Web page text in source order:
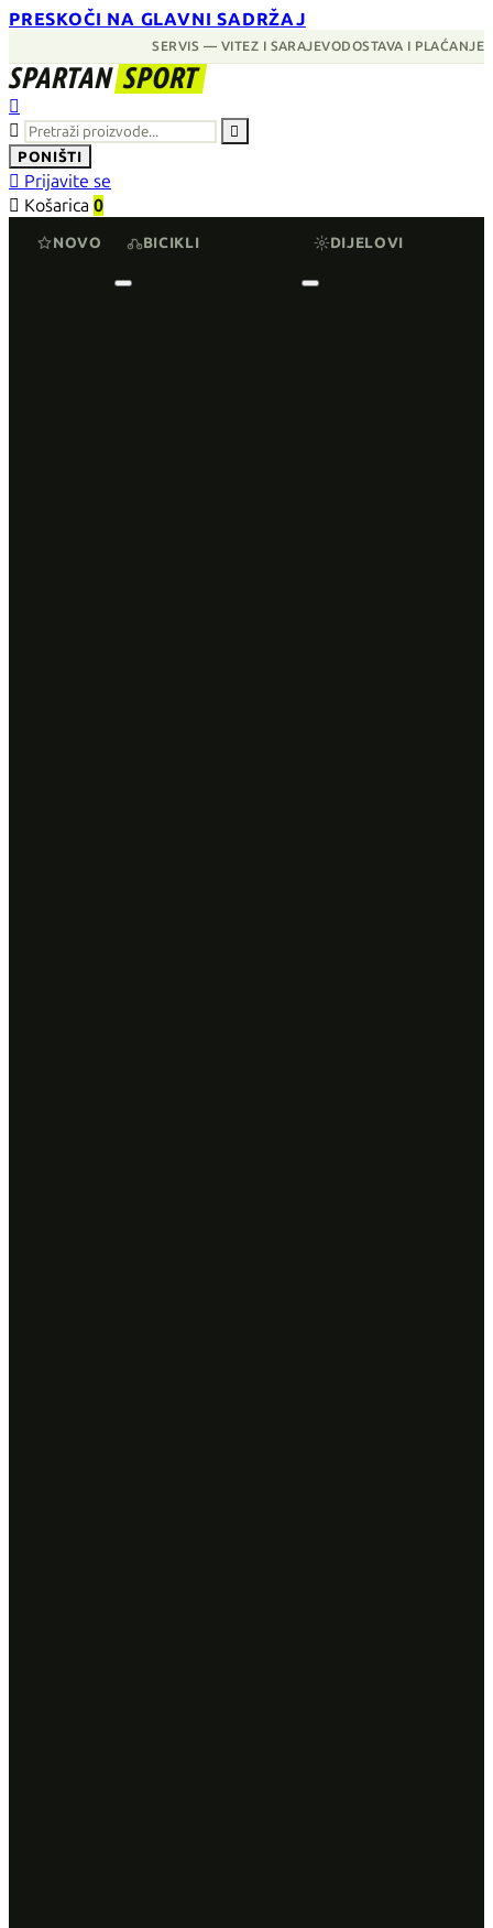
PRESKOČI NA GLAVNI SADRŽAJ
SERVIS — VITEZ I SARAJEVODOSTAVA I PLAĆANJE
SPARTAN SPORT



PONIŠTI
 Prijavite se
 Košarica 0
NOVO BICIKLI DIJELOVI